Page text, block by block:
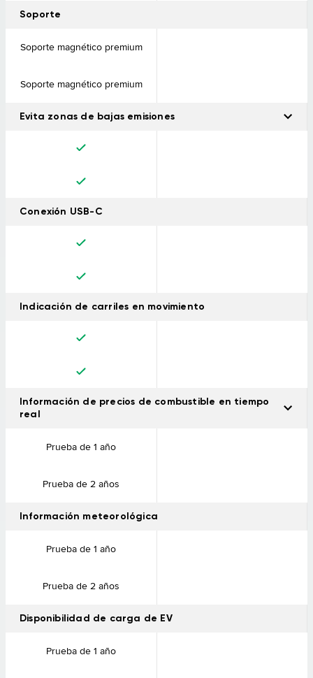
Soporte
Soporte magnético premium
Soporte magnético premium
Evita zonas de bajas emisiones
Conexión USB-C
Indicación de carriles en movimiento
Información de precios de combustible en tiempo
real
ruta. Compara con facilidad y encuentra la mejor opción.
Prueba de 1 año
Prueba de 2 años
Información meteorológica
Prueba de 1 año
Prueba de 2 años
Disponibilidad de carga de EV
Prueba de 1 año